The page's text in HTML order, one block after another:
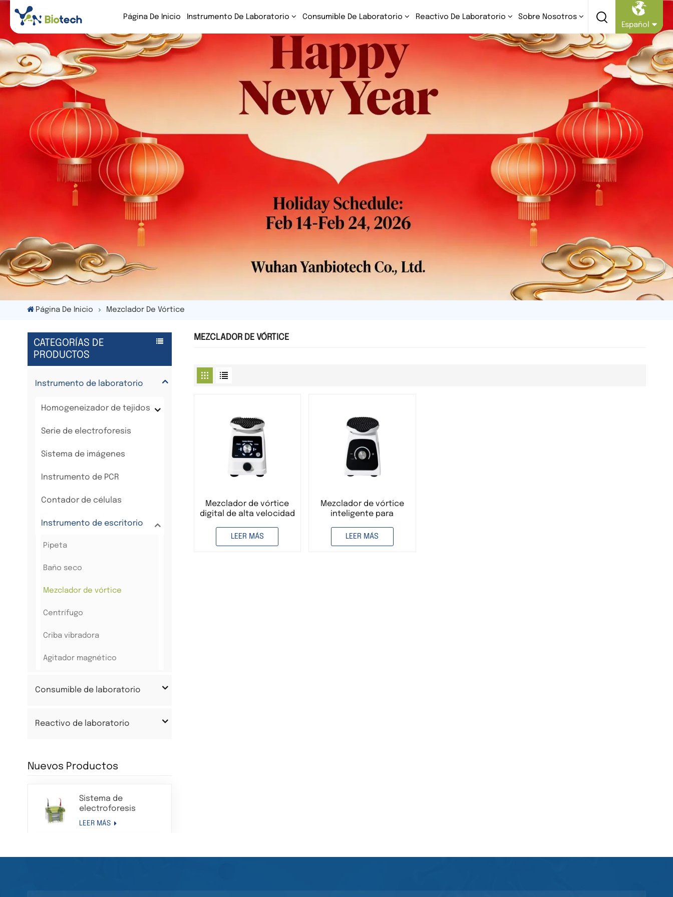
Página De Inicio Instrumento De Laboratorio Consumible De Laboratorio Reactivo De Laboratorio
Sobre Nosotros
Español
English
Русский
Español
Página De Inicio Mezclador De Vórtice
CATEGORÍAS DE
PRODUCTOS
Instrumento de laboratorio
Homogeneizador de tejidos
Serie de electroforesis
Sistema de imágenes
Instrumento de PCR
Contador de células
Instrumento de escritorio
Pipeta
Baño seco
Mezclador de vórtice
Centrífugo
Criba vibradora
Agitador magnético
Consumible de laboratorio
Reactivo de laboratorio
Nuevos Productos
Sistema de
electroforesis
Western Blot en gel
de proteínas con
vertical
LEER MÁS
Tanque de
MEZCLADOR DE VÓRTICE
Mezclador de vórtice
digital de alta velocidad
velocidad ajustable,
motor sin escobillas
LEER MÁS
Mezclador de vórtice
inteligente para
ajustable digital, motor
sin escobillas
LEER MÁS